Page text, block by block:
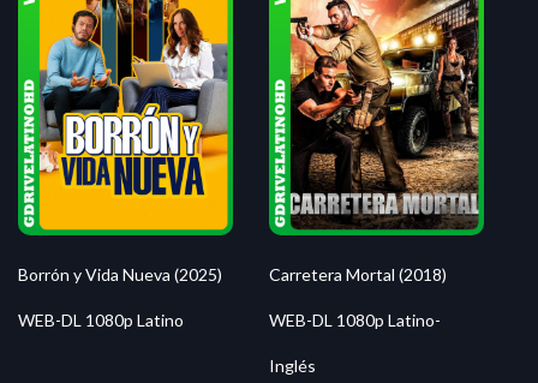
Borrón y Vida Nueva (2025)
WEB-DL 1080p Latino
Carretera Mortal (2018)
WEB-DL 1080p Latino-
Inglés